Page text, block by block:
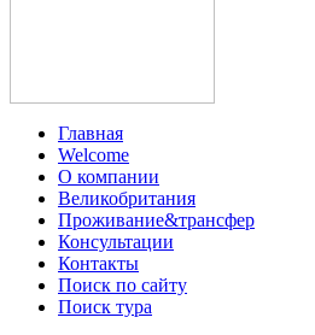
Главная
Welcome
О компании
Великобритания
Проживание&трансфер
Консультации
Контакты
Поиск по сайту
Поиск тура